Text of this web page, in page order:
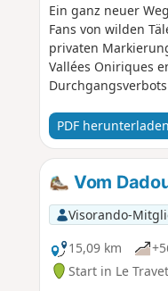
Ein ganz neuer
Fans von wilden
privaten
Vallées Oniriques
Privatgrundstücke
PDF herunterladen
Vom
Visorando-
15,09 km
Start in Le